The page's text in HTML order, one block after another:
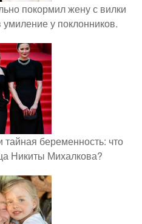
покормил жену с вилки
у поклонников.
беременность: что
Никиты Михалкова?